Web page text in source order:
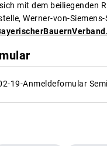
mit dem beiliegenden
Werner-von-
19-Anmeldefomular